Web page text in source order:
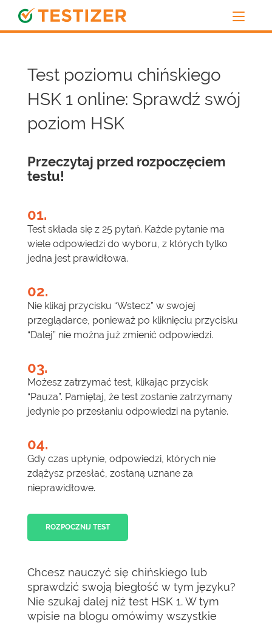
Test poziomu chińskiego
HSK 1 online: Sprawdź swój
poziom HSK
Przeczytaj przed rozpoczęciem
testu!
01.
Test składa się z 25 pytań. Każde pytanie ma
wiele odpowiedzi do wyboru, z których tylko
jedna jest prawidłowa.
02.
Nie klikaj przycisku “Wstecz” w swojej
przeglądarce, ponieważ po kliknięciu przycisku
“Dalej” nie można już zmienić odpowiedzi.
03.
Możesz zatrzymać test, klikając przycisk
“Pauza”. Pamiętaj, że test zostanie zatrzymany
jedynie po przesłaniu odpowiedzi na pytanie.
04.
Gdy czas upłynie, odpowiedzi, których nie
zdążysz przesłać, zostaną uznane za
nieprawidłowe.
ROZPOCZNIJ TEST
Chcesz nauczyć się chińskiego lub
sprawdzić swoją biegłość w tym języku?
Nie szukaj dalej niż test HSK 1. W tym
wpisie na blogu omówimy wszystkie